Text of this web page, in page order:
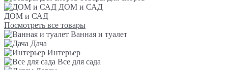
ДОМ и САД
ДОМ и САД
Посмотреть все товары
Ванная и туалет
Дача
Интерьер
Все для сада